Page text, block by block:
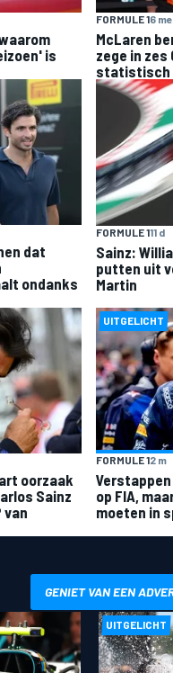
is
FORMULE 16
McLaren
zege in zes
statistisch
dat
ondanks
FORMULE 111 d
Sainz:
putten uit
Martin
oorzaak
Sainz
van
UITGELICHT
FORMULE 12 m
Verstappen
op FIA,
moeten in
GENIET VAN EEN
UITGELICHT